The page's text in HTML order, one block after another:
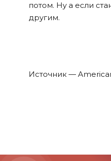
потом. Ну а если
другим.
Источник —